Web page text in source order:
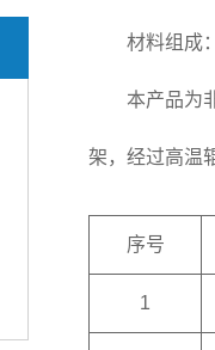
材料组成：
本产品为
架，经过高温
序号
1